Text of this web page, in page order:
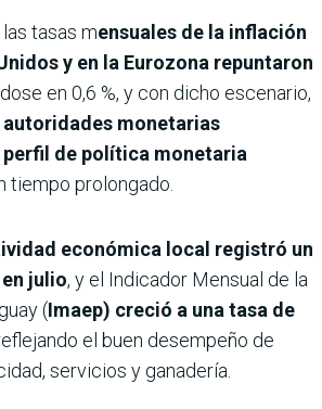
tasas mensuales de la inflación
y en la Eurozona repuntaron
en 0,6 %, y con dicho escenario,
autoridades monetarias
de política monetaria
tiempo prolongado.
económica local registró un
julio, y el Indicador Mensual de la
(Imaep) creció a una tasa de
el buen desempeño de
servicios y ganadería.